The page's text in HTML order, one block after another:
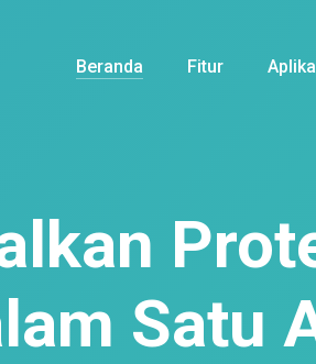
Beranda Fitur
Satu